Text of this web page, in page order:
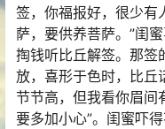
签，你福报好，很少有
萨，要供养菩萨。”闺
掏钱听比丘解签。那签
放，喜形于色时，比丘
节节高，但我看你眉间
要多加小心”。闺蜜吓